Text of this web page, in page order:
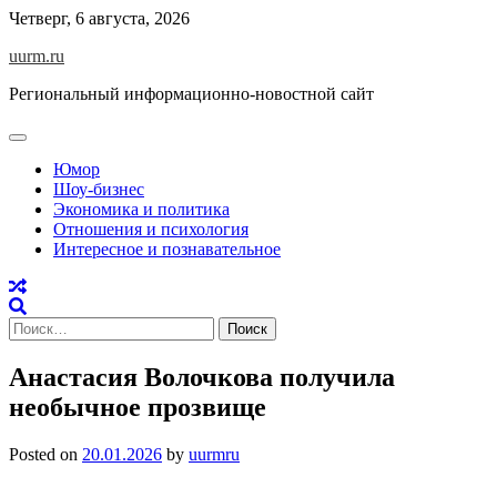
Skip
content
Четверг, 6 августа, 2026
uurm.ru
Региональный информационно-новостной сайт
Юмор
Шоу-бизнес
Экономика и политика
Отношения и психология
Интересное и познавательное
Найти:
Анастасия Волочкова получила
необычное прозвище
Posted on 20.01.2026 by uurmru